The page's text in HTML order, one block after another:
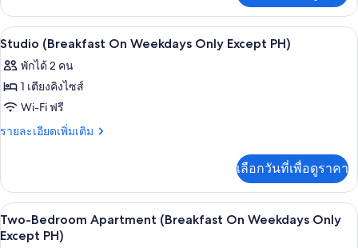
(Breakfast
on
weekdays
only
except
P.H)
เกี่ยว
กับ
ห้อง
ท,
3
นอน
(Breakfast
except
P.H)
เปิด
ภาพถ่าย
ทั้งหมด
ของ
Studio
Weekdays
Only
Except
PH)
ตู้นิรภัยในห้องพัก, เตารีด/โต๊ะรีดผ้า,
5
Studio (Breakfast On Weekdays Only Except PH)
พักได้ 2 คน
1 เตียงคิงไซส์
Wi-Fi ฟรี
รายละเอียดเพิ่มเติม
ราย
เกี่ยว
กับ
Studio
(Breakfast
เลือกวันที่เพื่อดูราคา
เปิด
ภาพถ่าย
ตู้นิรภัยในห้องพัก, เตารีด/โต๊ะรีดผ้า,
7
Two-Bedroom Apartment (Breakfast On Weekdays Only
Except PH)